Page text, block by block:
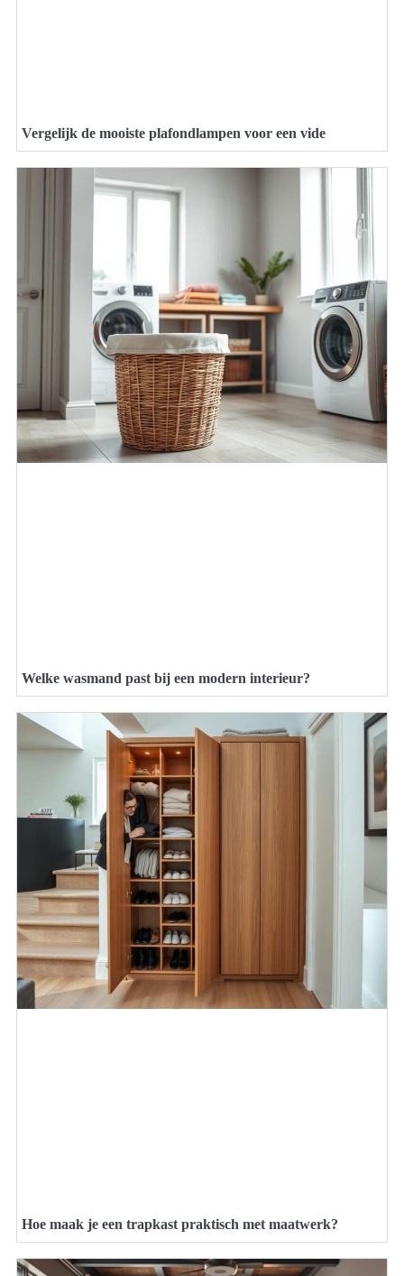
Vergelijk de mooiste plafondlampen voor een vide
Welke wasmand past bij een modern interieur?
Hoe maak je een trapkast praktisch met maatwerk?